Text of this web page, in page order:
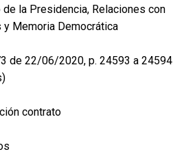
la Presidencia, Relaciones con
y Memoria Democrática
de 22/06/2020, p. 24593 a 24594
contrato